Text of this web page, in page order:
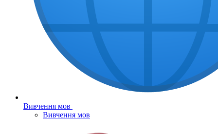
Вивчення мов
Вивчення мов